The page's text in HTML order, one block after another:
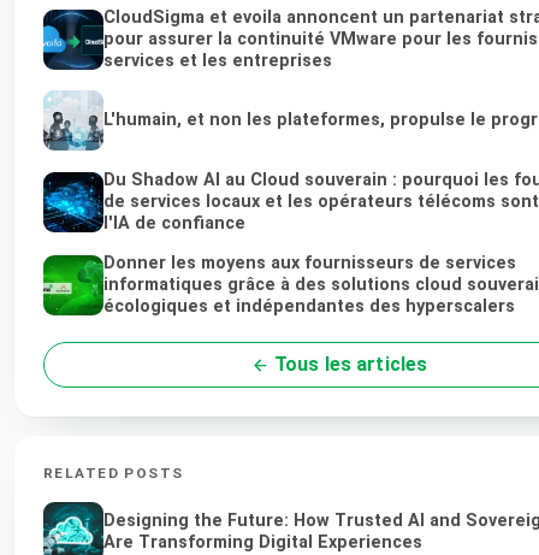
CloudSigma et evoila annoncent un partenariat
pour assurer la continuité VMware pour les
services et les entreprises
L'humain, et non les plateformes, propulse le
Du Shadow AI au Cloud souverain : pourquoi les
de services locaux et les opérateurs télécoms
l'IA de confiance
Donner les moyens aux fournisseurs de services
informatiques grâce à des solutions cloud
écologiques et indépendantes des hyperscalers
Tous les articles
RELATED POSTS
Designing the Future: How Trusted AI and
Are Transforming Digital Experiences